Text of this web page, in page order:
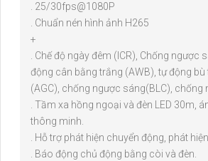
. 25/30fps@1080P
. Chuẩn nén hình ảnh H265
+
. Chế độ ngày đêm (ICR), Chống ngược
động cân bằng trắng (AWB), tự động bù
(AGC), chống ngược sáng(BLC), chống
. Tầm xa hồng ngoại và đèn LED 30m,
thông minh.
. Hỗ trợ phát hiện chuyển động, phát
. Báo động chủ động bằng còi và đèn.